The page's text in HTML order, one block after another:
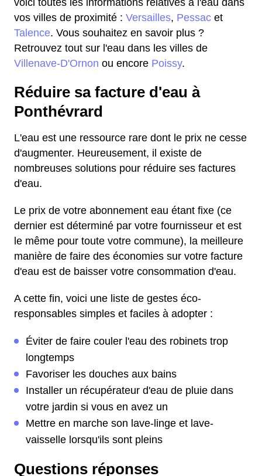
voici toutes les informations relatives à l'eau dans
vos villes de proximité : Versailles, Pessac et
Talence. Vous souhaitez en savoir plus ?
Retrouvez tout sur l'eau dans les villes de
Villenave-D'Ornon ou encore Poissy.
Réduire sa facture d'eau à
Ponthévrard
L'eau est une ressource rare dont le prix ne cesse
d'augmenter. Heureusement, il existe de
nombreuses solutions pour réduire ses factures
d'eau.
Le prix de votre abonnement eau étant fixe (ce
dernier est déterminé par votre fournisseur et est
le même pour toute votre commune), la meilleure
manière de faire des économies sur votre facture
d'eau est de baisser votre consommation d'eau.
A cette fin, voici une liste de gestes éco-
responsables simples et faciles à adopter :
Éviter de faire couler l'eau des robinets trop
longtemps
Favoriser les douches aux bains
Installer un récupérateur d'eau de pluie dans
votre jardin si vous en avez un
Mettre en marche son lave-linge et lave-
vaisselle lorsqu'ils sont pleins
Questions réponses